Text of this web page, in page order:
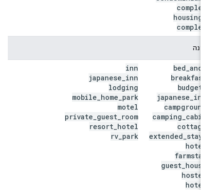
complex
housing
complex
bed_
breakfast
budget
japanese
campground
camping_cabin
cottage
extended_stay
hotel
farmstay
guest_house
hostel
hotel
inn
japanese_inn
lodging
mobile_home_park
motel
private_guest_room
resort_hotel
rv_park